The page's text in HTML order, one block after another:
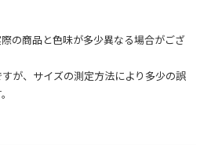
の商品と色味が多少異なる場合がござ
が、サイズの測定方法により多少の誤